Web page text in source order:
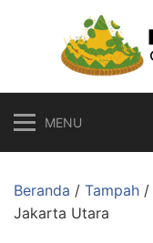
MENU
Beranda / Tampah /
Jakarta Utara